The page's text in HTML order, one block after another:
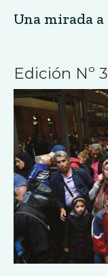
Una mirada
Edición Nº